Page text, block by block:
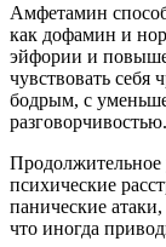
Амфетамин
как дофамин и
эйфории и
чувствовать
бодрым, с
разговорчивостью.
Продолжительное
психические
панические
что иногда